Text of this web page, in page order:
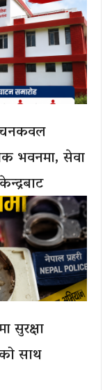
भवनमा, सेवा
सुरक्षा
साथ